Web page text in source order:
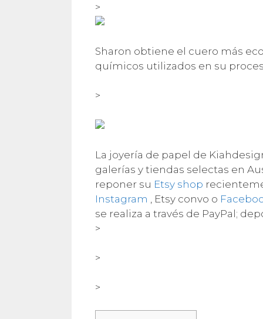
>
Sharon obtiene el cuero más
químicos utilizados en su
>
La joyería de papel de
galerías y tiendas selectas en
reponer su Etsy shop
Instagram , Etsy convo o
se realiza a través de PayPal;
>
>
>